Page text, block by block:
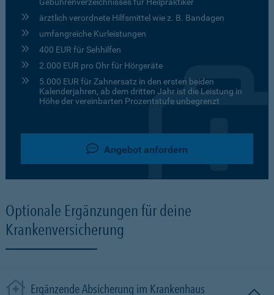
ärztlich verordnete Hilfsmittel wie z. B. Bandagen
umfangreiche Kurleistungen
400 EUR für Sehhilfen
2.000 EUR pro Ohr für Hörgeräte
5.000 EUR für Zahnersatz in den ersten beiden
Kalenderjahren, ab dem dritten Jahr ist die Leistung in
Höhe der vereinbarten Prozentstufe unbegrenzt
Angebot anfordern
Optionale Ergänzungen für deine
Krankenversicherung
Ergänzende Absicherung im Krankenhaus